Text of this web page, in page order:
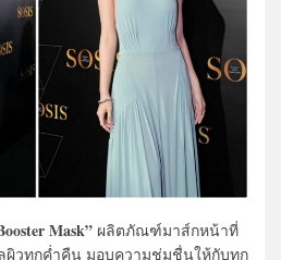
Mask” ผลิตภัณฑ์มาส์กหน้าที่
วทุกค่ำคืน มอบความชุ่มชื่นให้กับทุก